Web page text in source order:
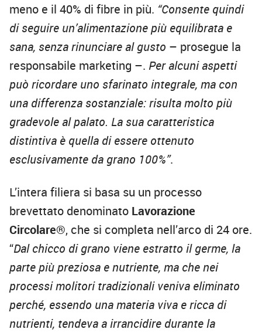
meno e il 40% di fibre in più. “Consente quindi
di seguire un’alimentazione più equilibrata e
sana, senza rinunciare al gusto – prosegue la
responsabile marketing –. Per alcuni aspetti
può ricordare uno sfarinato integrale, ma con
una differenza sostanziale: risulta molto più
gradevole al palato. La sua caratteristica
distintiva è quella di essere ottenuto
esclusivamente da grano 100%”.
L’intera filiera si basa su un processo
brevettato denominato Lavorazione
Circolare®, che si completa nell’arco di 24 ore.
“Dal chicco di grano viene estratto il germe, la
parte più preziosa e nutriente, ma che nei
processi molitori tradizionali veniva eliminato
perché, essendo una materia viva e ricca di
nutrienti, tendeva a irrancidire durante la